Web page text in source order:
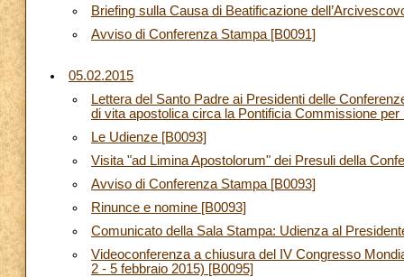
Briefing sulla Causa di Beatificazione
Avviso di Conferenza Stampa [B0091]
05.02.2015
Lettera del Santo Padre ai Presidenti delle
di vita apostolica circa la Pontificia Commissione per
Le Udienze [B0093]
Visita "ad Limina Apostolorum" dei Presuli della
Avviso di Conferenza Stampa [B0093]
Rinunce e nomine [B0093]
Comunicato della Sala Stampa: Udienza al
Videoconferenza a chiusura del IV Congresso
2 - 5 febbraio 2015) [B0095]